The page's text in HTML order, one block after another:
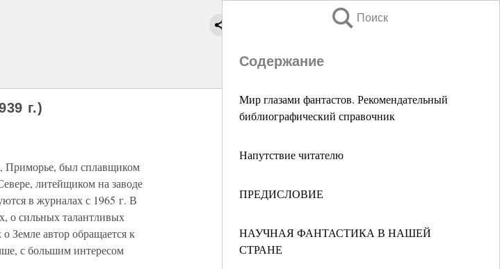
Поиск
Содержание
Мир глазами фантастов. Рекомендательный
библиографический справочник
Напутствие читателю
ПРЕДИСЛОВИЕ
НАУЧНАЯ ФАНТАСТИКА В НАШЕЙ
СТРАНЕ
г.)
Приморье, был сплавщиком
литейщиком на заводе
в журналах с 1965 г. В
о сильных талантливых
Земле автор обращается к
с большим интересом